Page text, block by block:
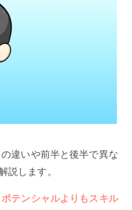
違いや前半と後半で異な
説します。
テンシャルよりもスキル